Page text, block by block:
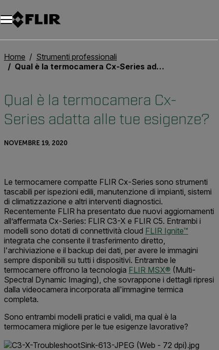
Unread messages
Modello
Rimuovi
articoli
articolo
Aggiungi al carrello
Aggiunto al carrello
Home
Strumenti professionali
Qual è la termocamera Cx-Series adatta alle tue esigenze?
Qual è la termocamera Cx-
Series adatta alle tue esigenze?
NOVEMBRE 19, 2020
Le termocamere compatte FLIR Cx-Series sono strumenti
tascabili per ispezioni edili, manutenzione di impianti, sistemi
di climatizzazione e altri interventi diagnostici.
Recentemente FLIR ha presentato due nuovi aggiornamenti
all’affermata Cx-Series: FLIR C3-X e FLIR C5. Entrambi i
modelli sono dotati di connettività cloud FLIR Ignite™
integrata che consente il trasferimento diretto,
l'archiviazione e il backup dei dati, per avere le immagini
sempre disponibili su tutti i dispositivi. Entrambe le
termocamere offrono la tecnologia FLIR MSX® (Multi-
Spectral Dynamic Imaging), che sovrappone i dettagli ripresi
dalla videocamera incorporata all'immagine termica
completa.
Sono entrambi modelli pratici e validi, ma qual è la
termocamera migliore per le tue esigenze lavorative?